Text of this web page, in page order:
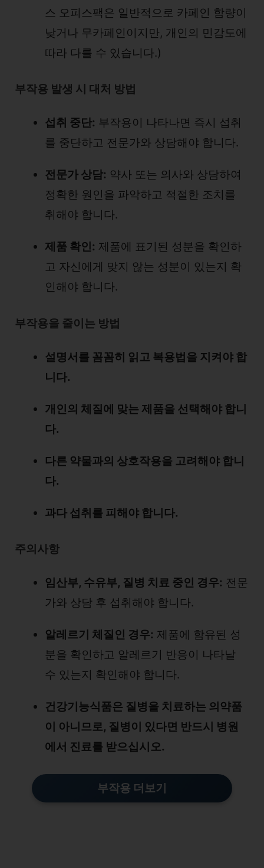
스 오피스팩은 일반적으로 카페인 함량이
낮거나 무카페인이지만, 개인의 민감도에
따라 다를 수 있습니다.)
부작용 발생 시 대처 방법
섭취 중단: 부작용이 나타나면 즉시 섭취
를 중단하고 전문가와 상담해야 합니다.
전문가 상담: 약사 또는 의사와 상담하여
정확한 원인을 파악하고 적절한 조치를
취해야 합니다.
제품 확인: 제품에 표기된 성분을 확인하
고 자신에게 맞지 않는 성분이 있는지 확
인해야 합니다.
부작용을 줄이는 방법
설명서를 꼼꼼히 읽고 복용법을 지켜야 합
니다.
개인의 체질에 맞는 제품을 선택해야 합니
다.
다른 약물과의 상호작용을 고려해야 합니
다.
과다 섭취를 피해야 합니다.
주의사항
임산부, 수유부, 질병 치료 중인 경우: 전문
가와 상담 후 섭취해야 합니다.
알레르기 체질인 경우: 제품에 함유된 성
분을 확인하고 알레르기 반응이 나타날
수 있는지 확인해야 합니다.
건강기능식품은 질병을 치료하는 의약품
이 아니므로, 질병이 있다면 반드시 병원
에서 진료를 받으십시오.
부작용 더보기